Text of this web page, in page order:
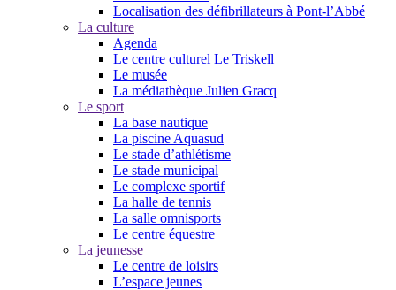
Localisation des défibrillateurs à Pont-l’Abbé
La culture
Agenda
Le centre culturel Le Triskell
Le musée
La médiathèque Julien Gracq
Le sport
La base nautique
La piscine Aquasud
Le stade d’athlétisme
Le stade municipal
Le complexe sportif
La halle de tennis
La salle omnisports
Le centre équestre
La jeunesse
Le centre de loisirs
L’espace jeunes